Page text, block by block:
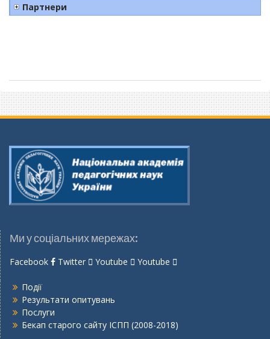
Партнери
Ми у соціальних мережах:
Facebook Twitter Youtube Youtube
Події
Результати опитувань
Послуги
Бекап старого сайту ІСПП (2008-2018)